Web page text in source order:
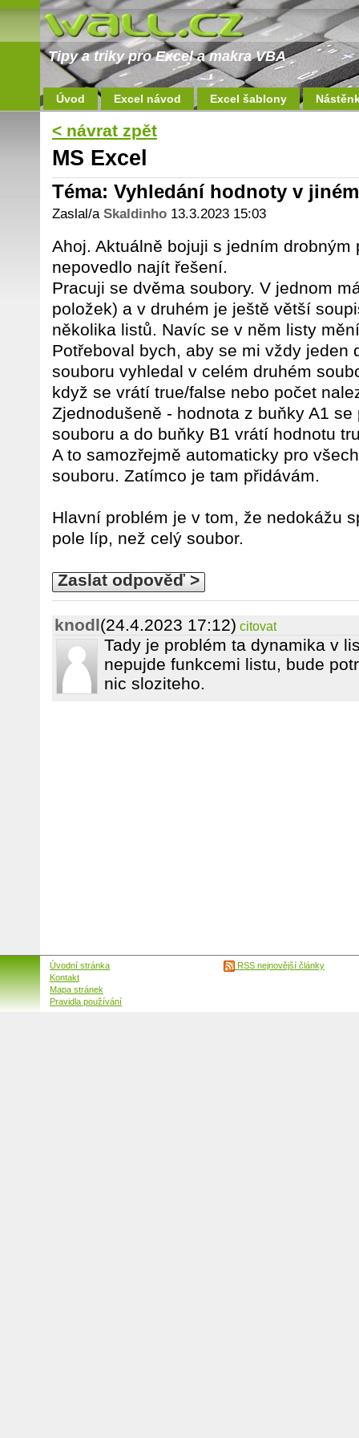
Tipy a triky pro Excel a makra VBA
Úvod Excel návod Excel šablony
< návrat zpět
MS Excel
Téma: Vyhledání hodnoty v
Zaslal/a Skaldinho 13.3.2023 15:03
Ahoj. Aktuálně bojuji s jedním drobným
nepovedlo najít řešení.
Pracuji se dvěma soubory. V jednom
položek) a v druhém je ještě větší
několika listů. Navíc se v něm listy
Potřeboval bych, aby se mi vždy jeden
souboru vyhledal v celém druhém
když se vrátí true/false nebo počet
Zjednodušeně - hodnota z buňky A1
souboru a do buňky B1 vrátí hodnotu
A to samozřejmě automaticky pro
souboru. Zatímco je tam přidávám.
Hlavní problém je v tom, že nedokážu
pole líp, než celý soubor.
Zaslat odpověď >
knodl(24.4.2023 17:12) citovat
Tady je problém ta dynamika v
nepujde funkcemi listu, bude
nic sloziteho.
Úvodní stránka
Kontakt
Mapa stránek
Pravidla používání
RSS nejnovější články